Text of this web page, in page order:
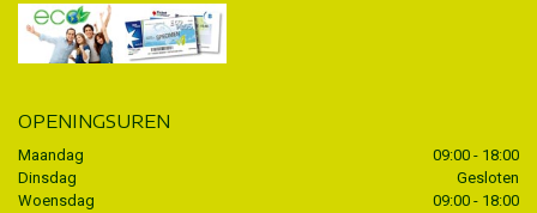
OPENINGSUREN
Maandag
09:00 - 18:00
Dinsdag
Gesloten
Woensdag
09:00 - 18:00